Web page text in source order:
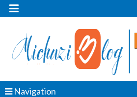

Navigation